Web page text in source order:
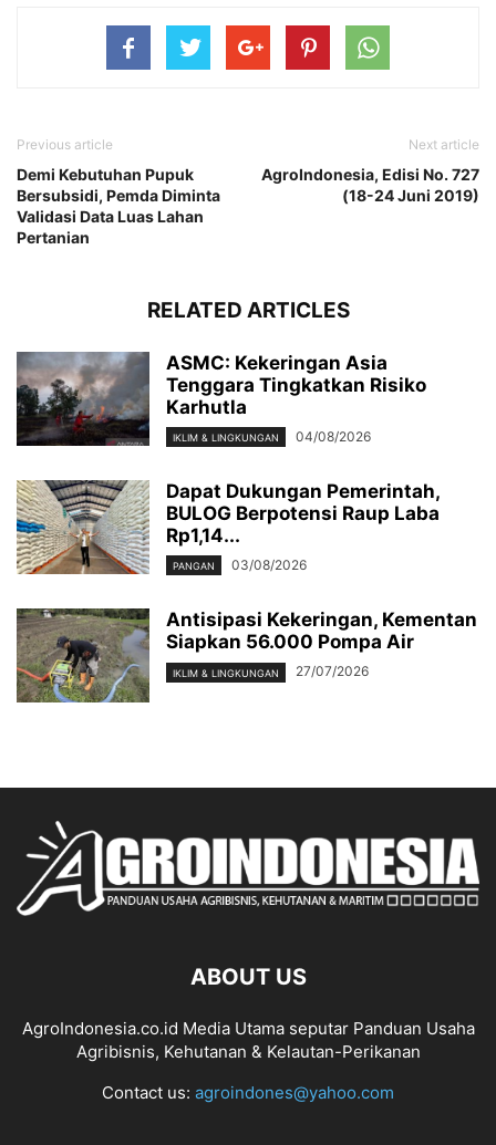
Previous article
Demi Kebutuhan Pupuk
Bersubsidi, Pemda Diminta
Validasi Data Luas Lahan
Pertanian
Next article
AgroIndonesia, Edisi No. 727
(18-24 Juni 2019)
RELATED ARTICLES
ASMC: Kekeringan Asia
Tenggara Tingkatkan Risiko
Karhutla
IKLIM & LINGKUNGAN 04/08/2026
Dapat Dukungan Pemerintah,
BULOG Berpotensi Raup Laba
Rp1,14...
PANGAN 03/08/2026
Antisipasi Kekeringan, Kementan
Siapkan 56.000 Pompa Air
IKLIM & LINGKUNGAN 27/07/2026
ABOUT US
AgroIndonesia.co.id Media Utama seputar Panduan Usaha
Agribisnis, Kehutanan & Kelautan-Perikanan
Contact us: agroindones@yahoo.com